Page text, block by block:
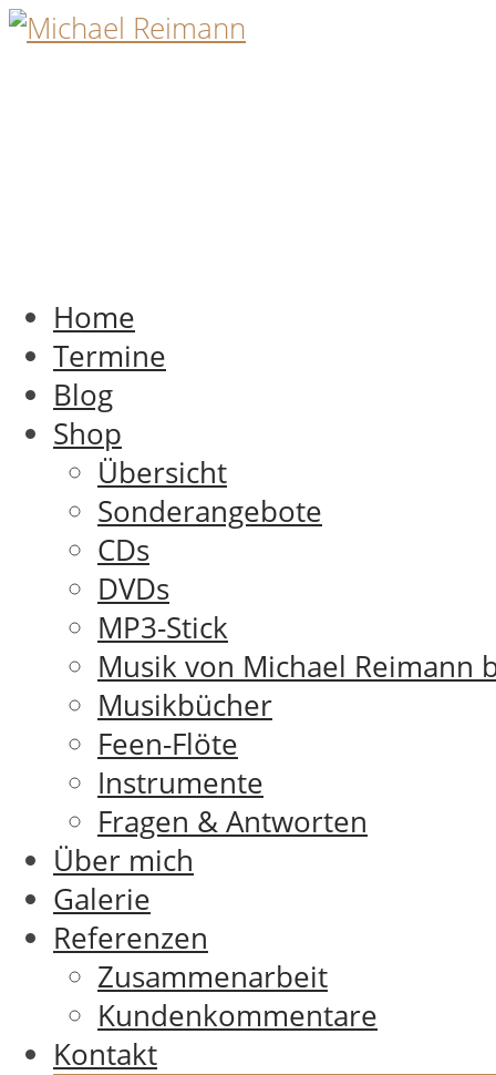
Home
Termine
Blog
Shop
Übersicht
Sonderangebote
CDs
DVDs
MP3-Stick
Musik von Michael Reimann
Musikbücher
Feen-Flöte
Instrumente
Fragen & Antworten
Über mich
Galerie
Referenzen
Zusammenarbeit
Kundenkommentare
Kontakt